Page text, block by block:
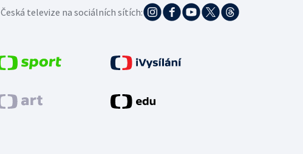
Česká televize na sociálních sítích: